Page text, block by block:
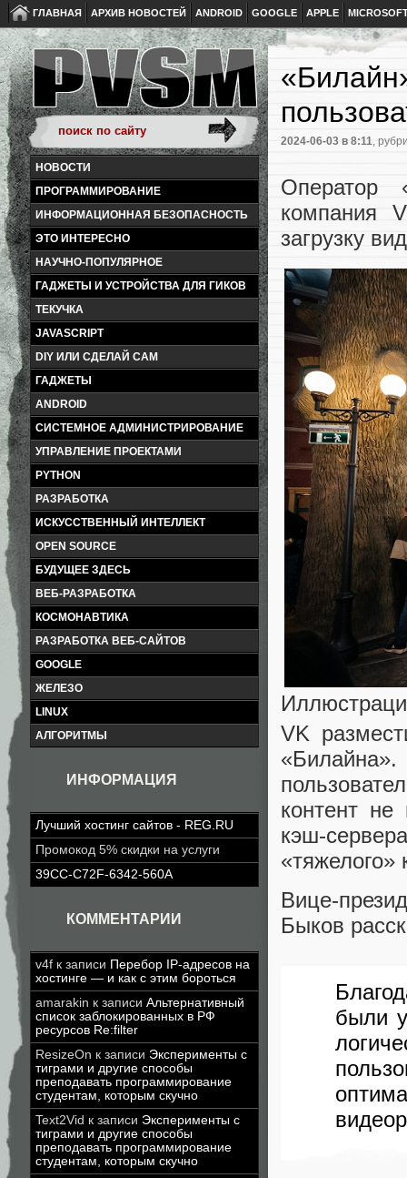
ГЛАВНАЯ АРХИВ НОВОСТЕЙ ANDROID GOOGLE APPLE
НОВОСТИ
ПРОГРАММИРОВАНИЕ
ИНФОРМАЦИОННАЯ БЕЗОПАСНОСТЬ
ЭТО ИНТЕРЕСНО
НАУЧНО-ПОПУЛЯРНОЕ
ГАДЖЕТЫ И УСТРОЙСТВА ДЛЯ ГИКОВ
ТЕКУЧКА
JAVASCRIPT
DIY ИЛИ СДЕЛАЙ САМ
ГАДЖЕТЫ
ANDROID
СИСТЕМНОЕ АДМИНИСТРИРОВАНИЕ
УПРАВЛЕНИЕ ПРОЕКТАМИ
PYTHON
РАЗРАБОТКА
ИСКУССТВЕННЫЙ ИНТЕЛЛЕКТ
OPEN SOURCE
БУДУЩЕЕ ЗДЕСЬ
ВЕБ-РАЗРАБОТКА
КОСМОНАВТИКА
РАЗРАБОТКА ВЕБ-САЙТОВ
GOOGLE
ЖЕЛЕЗО
LINUX
АЛГОРИТМЫ
ИНФОРМАЦИЯ
Лучший хостинг сайтов - REG.RU
Промокод 5% скидки на услуги
39CC-C72F-6342-560A
КОММЕНТАРИИ
v4f к записи Перебор IP-адресов на
хостинге — и как с этим бороться
amarakin к записи Альтернативный
список заблокированных в РФ
ресурсов Re:filter
ResizeOn к записи Эксперименты с
тиграми и другие способы
преподавать программирование
студентам, которым скучно
Text2Vid к записи Эксперименты с
тиграми и другие способы
преподавать программирование
студентам, которым скучно
2024-06-03 в 8:11,
Оператор
компания
загрузку
VK
контент
кэш-
«тяжелого»
Вице-
Быков
были